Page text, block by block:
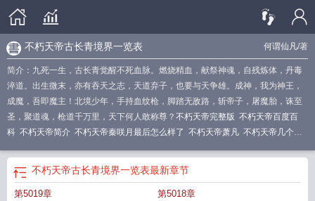
何谓仙凡/著
不朽天帝古长青境界一览表
简介：九死一生，古长青觉醒不死血脉。燃烧精血，献祭神魂，自残炼体，丹毒
淬道。出生微末，亦有吞天之志，天道弃子，也要与天争雄。成神，我为神王，
成魔，吾即魔主！北境少年，手持血纹枪，脚踏无敌路，斩帝子，屠魔胎，诛至
圣，聚道魂，枪道千万里，天下何人敢称尊？ 不朽天帝完整版 不朽天帝百度百
科 不朽天帝简介 不朽天帝秦咲月最后怎么样了 不朽天帝萧凡 不朽天帝几个老
不朽天帝笔趣阁 不朽天帝梦璃的结局 不朽天帝古长青最新免费阅读
帝何谓仙凡女主有几个
主角是谁不朽天帝何谓仙凡 不朽天帝古长青全文免费阅读
不朽天帝古长青境界一览表最新章节
第5019章 第5018章